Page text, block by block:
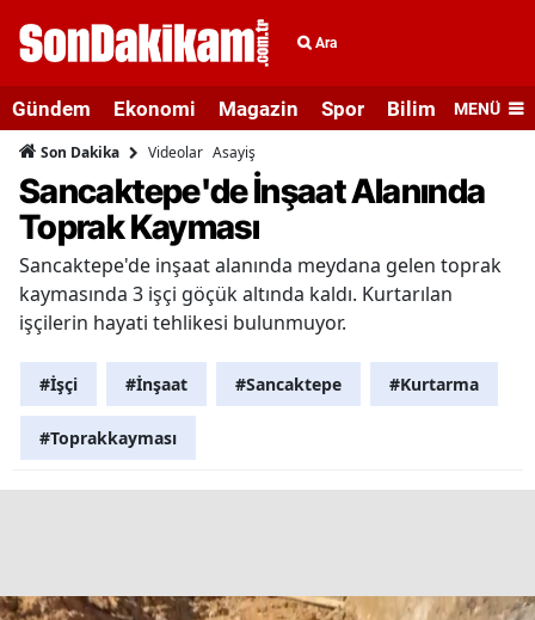
Ara
Gündem Ekonomi Magazin Spor Bilim veMENÜ
Son Dakika Videolar Asayiş
Sancaktepe'de İnşaat Alanında
Toprak Kayması
Sancaktepe'de inşaat alanında meydana gelen toprak
kaymasında 3 işçi göçük altında kaldı. Kurtarılan
işçilerin hayati tehlikesi bulunmuyor.
#İşçi #İnşaat #Sancaktepe #Kurtarma
#Toprakkayması